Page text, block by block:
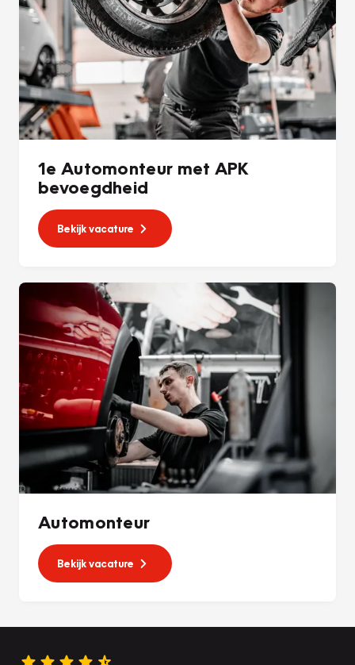
1e Automonteur met APK
bevoegdheid
Bekijk vacature
Automonteur
Bekijk vacature